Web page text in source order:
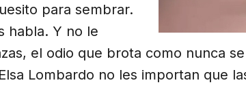
para sembrar.
habla. Y no le
el odio que brota como nunca
Lombardo no les importan que